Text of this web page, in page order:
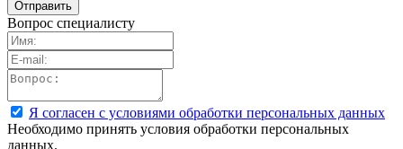
Вопрос специалисту
Я согласен с условиями обработки персональных данных
Необходимо принять условия обработки персональных
данных.